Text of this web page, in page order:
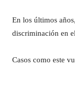
En los últimos
discriminación en
Casos como este